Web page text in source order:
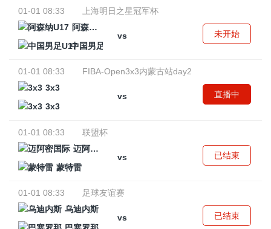
01-01 08:33
上海明日之星冠军杯
阿森纳U17
vs
中国男足U17
未开始
01-01 08:33
FIBA-Open3x3内蒙古站day2
3x3
vs
3x3
直播中
01-01 08:33
联盟杯
迈阿密国际
vs
蒙特雷
已结束
01-01 08:33
足球友谊赛
乌迪内斯
vs
已结束